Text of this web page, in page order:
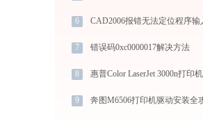
6 CAD2006报错无法定位程序输
7 错误码0xc0000017解决方法
8
9